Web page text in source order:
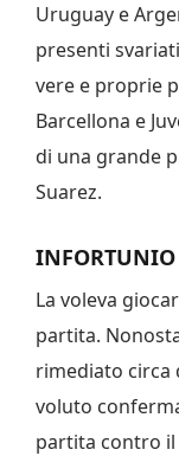
Uruguay e
presenti
vere e proprie
Barcellona e
di una grande
Suarez.
INFORTUNIO
La voleva
partita.
rimediato circa
voluto
partita contro il